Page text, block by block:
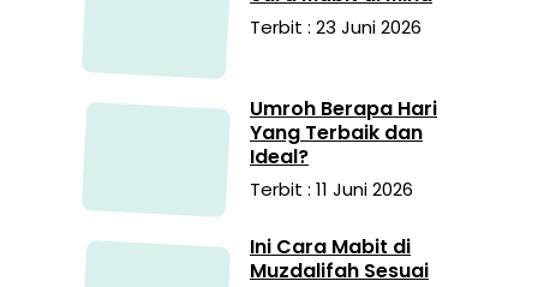
Terbit : 23 Juni 2026
Umroh Berapa Hari
Yang Terbaik dan
Ideal?
Terbit : 11 Juni 2026
Ini Cara Mabit di
Muzdalifah Sesuai